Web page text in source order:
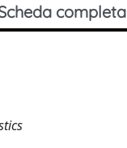
completa